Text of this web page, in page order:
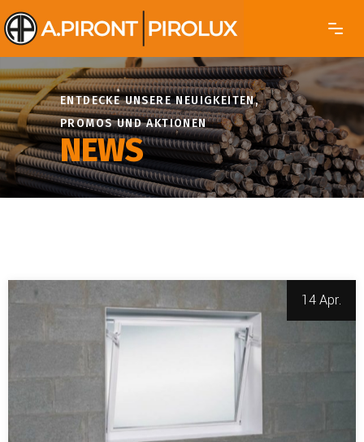
ENTDECKE UNSERE NEUIGKEITEN,
PROMOS UND AKTIONEN
NEWS
14 Apr.